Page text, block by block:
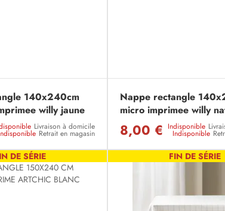
140x240cm
willy jaune
Livraison à domicile
Retrait en magasin
Nappe rectangle
micro imprimee willy
8,00 € Indisponible
Indisponible
DE SÉRIE FIN DE SÉRIE